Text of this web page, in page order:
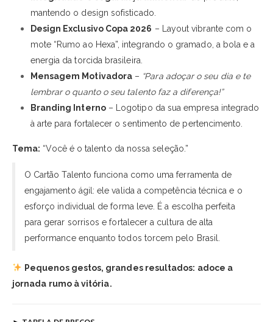
mantendo o design sofisticado.
Design Exclusivo Copa 2026 – Layout vibrante com o
mote “Rumo ao Hexa”, integrando o gramado, a bola e a
energia da torcida brasileira.
Mensagem Motivadora – “Para adoçar o seu dia e te
lembrar o quanto o seu talento faz a diferença!”
Branding Interno– Logotipo da sua empresa integrado
à arte para fortalecer o sentimento de pertencimento.
Tema: “Você é o talento da nossa seleção.”
O Cartão Talento funciona como uma ferramenta de
engajamento ágil: ele valida a competência técnica e o
esforço individual de forma leve. É a escolha perfeita
para gerar sorrisos e fortalecer a cultura de alta
performance enquanto todos torcem pelo Brasil.
Pequenos gestos, grandes resultados: adoce a
jornada rumo à vitória.